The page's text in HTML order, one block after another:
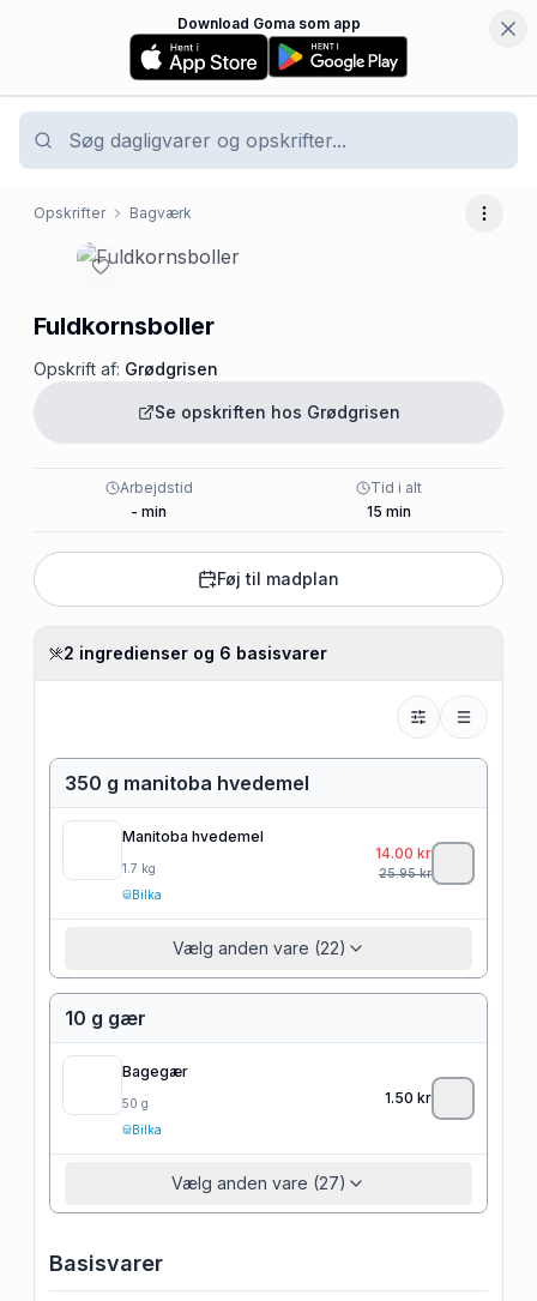
Download Goma som app
Opskrifter Bagværk Flere
Fuldkornsboller
Opskrift af: Grødgrisen
Se opskriften hos Grødgrisen
Arbejdstid
- min
Tid i alt
15 min
Føj til madplan
2 ingredienser og 6 basisvarer
350 g manitoba hvedemel
Manitoba hvedemel
1.7 kg
Bilka
14.00 kr
25.95kr
Vælg anden vare (22)
10 g gær
Bagegær
50 g
Bilka
1.50 kr
Vælg anden vare (27)
Basisvarer